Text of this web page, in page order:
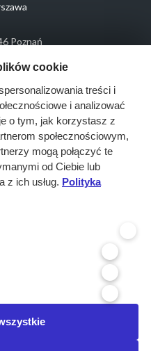
Poznań
cookie
treści i
i analizować
o tym, jak korzystasz z
społecznościowym,
mogą połączyć te
od Ciebie lub
z ich usług. Polityka